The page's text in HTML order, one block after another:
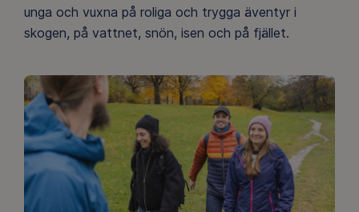
unga och vuxna på roliga och trygga äventyr i
skogen, på vattnet, snön, isen och på fjället.